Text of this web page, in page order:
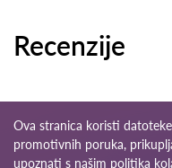
Recenzije
Ova stranica koristi
promotivnih poruka,
upoznati s našim politika